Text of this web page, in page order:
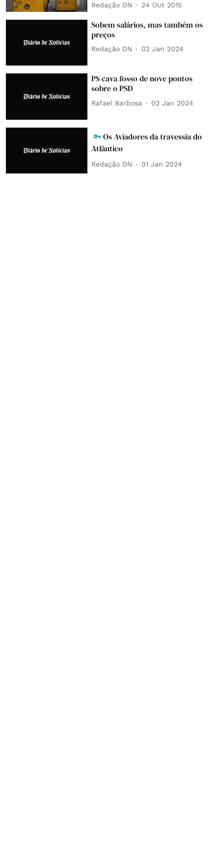
Redação DN 24 Out 2015
Sobem salários, mas também os
preços
Redação DN 02 Jan 2024
PS cava fosso de nove pontos
sobre o PSD
Rafael Barbosa 02 Jan 2024
Os Aviadores da travessia do
Atlântico
Redação DN 01 Jan 2024